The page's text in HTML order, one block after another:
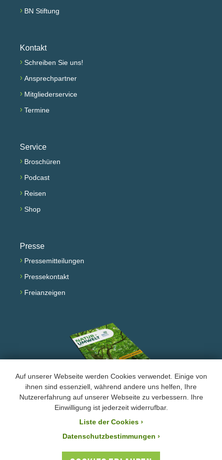
Auf unserer Webseite werden Cookies verwendet. Einige von
ihnen sind essenziell, während andere uns helfen, Ihre
Nutzererfahrung auf unserer Webseite zu verbessern. Ihre
Einwilligung ist jederzeit widerrufbar.
Liste der Cookies ›
Datenschutzbestimmungen ›
› BN Stiftung
Kontakt
› Schreiben Sie uns!
› Ansprechpartner
› Mitgliederservice
› Termine
Service
› Broschüren
› Podcast
› Reisen
› Shop
Presse
› Pressemitteilungen
› Pressekontakt
› Freianzeigen
FacebookInstagramYouTube
› Impressum und Datenschutz
21.11.2025 von der Körperschafts- und Gewerbesteuer befreit. Ihre Zuwendung an den